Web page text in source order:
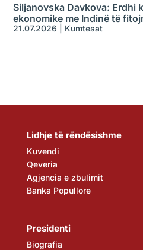
Siljanovska Davkova: Erdhi
ekonomike me Indinë të
21.07.2026 Kumtesat
Lidhje të rëndësishme
Kuvendi
Qeveria
Agjencia e zbulimit
Banka Popullore
Presidenti
Biografia